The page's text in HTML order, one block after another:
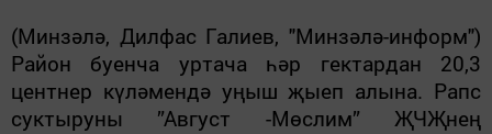
(Минзәлә, Дилфас Галиев, "Минзәлә-информ")
Район буенча уртача һәр гектардан 20,3
центнер күләмендә уңыш җыеп алына. Рапс
суктыруны ”Август -Мөслим” ҖЧҖнең